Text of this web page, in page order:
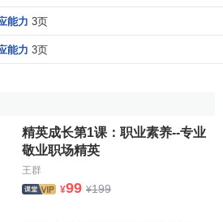
以使个体的自我概念显著增强。罗
能力量表进行的测试发现，参与体
运动的人有更强的能力感。一项关
组自尊测量得分高于不从事体育运
。纵向的研究结果也发现，长期的身
显著改善，而影响自我概念改善的
锻炼的
的长期心理效益是提高自信和自我
能力 3页
能力 3页
精英成长第1课：职业素养--专业
敬业职场精英
王群
¥99 ¥199